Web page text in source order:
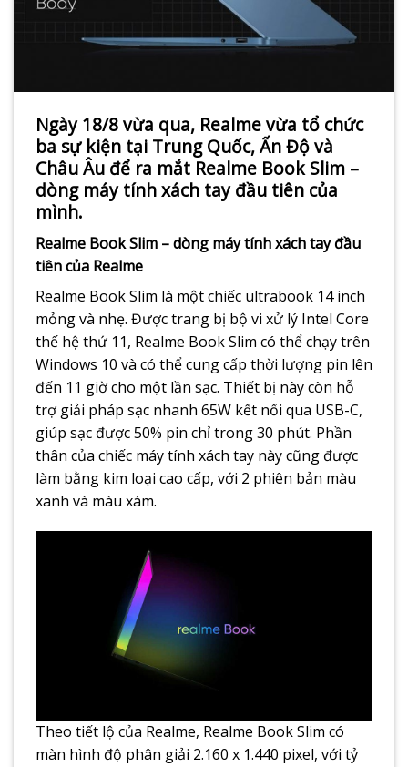
Ngày 18/8 vừa qua, Realme vừa tổ chức
ba sự kiện tại Trung Quốc, Ấn Độ và
Châu Âu để ra mắt Realme Book Slim –
dòng máy tính xách tay đầu tiên của
mình.
Realme Book Slim – dòng máy tính xách tay đầu
tiên của Realme
Realme Book Slim là một chiếc ultrabook 14 inch
mỏng và nhẹ. Được trang bị bộ vi xử lý Intel Core
thế hệ thứ 11, Realme Book Slim có thể chạy trên
Windows 10 và có thể cung cấp thời lượng pin lên
đến 11 giờ cho một lần sạc. Thiết bị này còn hỗ
trợ giải pháp sạc nhanh 65W kết nối qua USB-C,
giúp sạc được 50% pin chỉ trong 30 phút. Phần
thân của chiếc máy tính xách tay này cũng được
làm bằng kim loại cao cấp, với 2 phiên bản màu
xanh và màu xám.
Theo tiết lộ của Realme, Realme Book Slim có
màn hình độ phân giải 2.160 x 1.440 pixel, với tỷ